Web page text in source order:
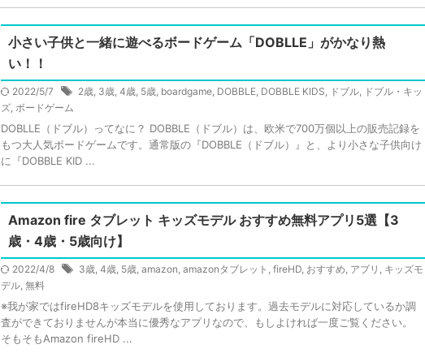
小さい子供と一緒に遊べるボードゲーム「DOBLLE」がかなり熱
い！！
2022/5/7 2歳, 3歳, 4歳, 5歳, boardgame, DOBBLE, DOBBLE KIDS, ドブル, ドブル・キッ
ズ, ボードゲーム
DOBLLE（ドブル）ってなに？ DOBBLE（ドブル）は、欧米で700万個以上の販売記録を
もつ大人気ボードゲームです。通常版の『DOBBLE（ドブル）』と、より小さな子供向け
に『DOBBLE KID ...
Amazon fire タブレット キッズモデル おすすめ無料アプリ5選【3
歳・4歳・5歳向け】
2022/4/8 3歳, 4歳, 5歳, amazon, amazonタブレット , fireHD, おすすめ, アプリ , キッズモ
デル, 無料
※我が家ではfireHD8キッズモデルを使用しております。過去モデルに対応しているか調
査ができておりませんが本当に優秀なアプリなので、もしよければ一度ご覧ください。
そもそもAmazon fireHD ...